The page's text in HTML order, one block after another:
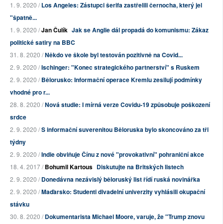
1. 9. 2020 /Los Angeles: Zástupci šerifa zastřelili černocha, který jel
"špatně...
1. 9. 2020 /Jan Čulík Jak se Anglie dál propadá do komunismu: Zákaz
politické satiry na BBC
31. 8. 2020 /Někdo ve škole byl testován pozitivně na Covid...
2. 9. 2020 /Ischinger: "Konec strategického partnerství" s Ruskem
2. 9. 2020 /Bělorusko: Informační operace Kremlu zesilují podmínky
vhodné pro r...
28. 8. 2020 /Nová studie: I mírná verze Covidu-19 způsobuje poškození
srdce
2. 9. 2020 /S informační suverenitou Běloruska bylo skoncováno za tři
týdny
2. 9. 2020 /Indie obviňuje Čínu z nové "provokativní" pohraniční akce
18. 4. 2017 /Bohumil Kartous Diskutujte na Britských listech
2. 9. 2020 /Donedávna nezávislý běloruský list řídí ruská novinářka
2. 9. 2020 /Maďarsko: Studenti divadelní univerzity vyhlásili okupační
stávku
30. 8. 2020 /Dokumentarista Michael Moore, varuje, že "Trump znovu